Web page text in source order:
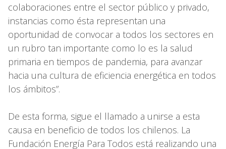
colaboraciones entre el sector público y privado,
instancias como ésta representan una
oportunidad de convocar a todos los sectores en
un rubro tan importante como lo es la salud
primaria en tiempos de pandemia, para avanzar
hacia una cultura de eficiencia energética en todos
los ámbitos”.
De esta forma, sigue el llamado a unirse a esta
causa en beneficio de todos los chilenos. La
Fundación Energía Para Todos está realizando una